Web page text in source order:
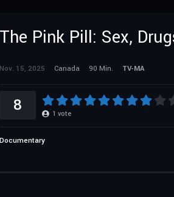
The Pink Pill: Sex,
Nov. 15, 2025 Canada 90 Min. TV-MA
8 1 vote
Documentary